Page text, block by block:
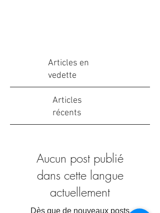
Articles en
vedette
Articles
récents
Aucun post publié
dans cette langue
actuellement
Dès que de nouveaux posts